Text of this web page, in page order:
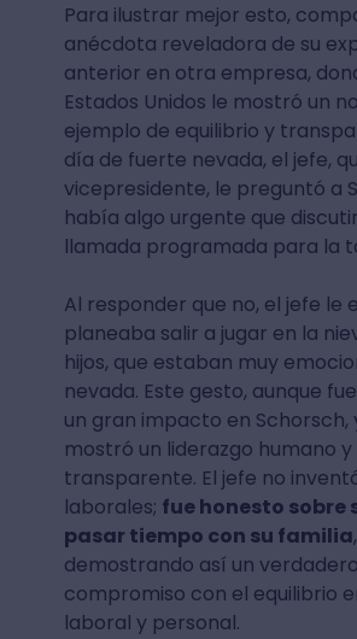
Para ilustrar mejor esto,
anécdota reveladora de su
anterior en otra empresa,
Estados Unidos le mostró un
ejemplo de equilibrio y
día de fuerte nevada, el jefe,
vicepresidente, le preguntó a
había algo urgente que
llamada programada para la
Al responder que no, el jefe le
planeaba salir a jugar en la
hijos, que estaban muy
nevada. Este gesto, aunque
un gran impacto en Schorsch,
mostró un liderazgo humano y
transparente. El jefe no
laborales; fue honesto sobre
pasar tiempo con su familia,
demostrando así un verdadero
compromiso con el equilibrio
laboral y personal.